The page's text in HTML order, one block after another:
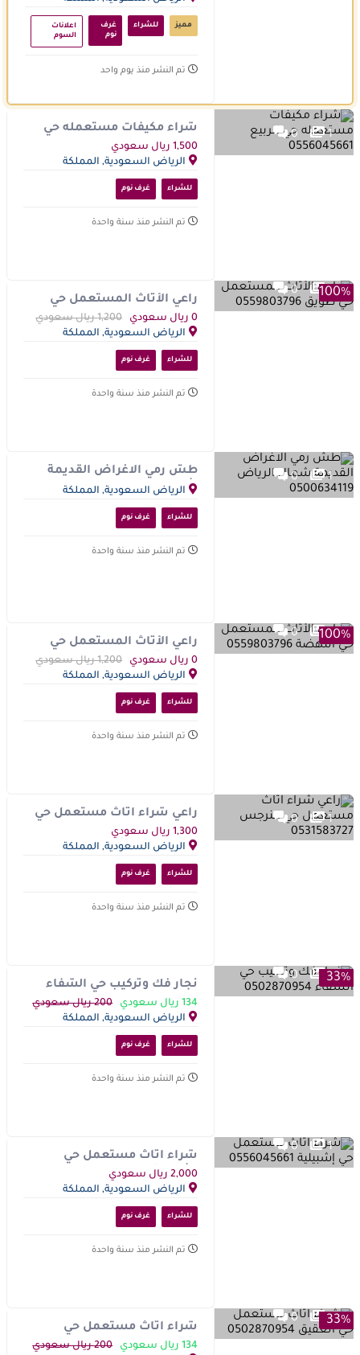
العربية السعودية
مميز للشراء
غرف
نوم
اعلانات
السوم
تم النشر منذ يوم واحد
1
0
شراء مكيفات مستعمله حي
الربيع 0556045661
1,500 ريال سعودي
الرياض السعودية, المملكة
العربية السعودية
للشراء غرف نوم
تم النشر منذ سنة واحدة
100%
1
0
راعي الأثاث المستعمل حي
طويق 0559803796
0 ريال سعودي
1,200 ريال سعودي
الرياض السعودية, المملكة
العربية السعودية
للشراء غرف نوم
تم النشر منذ سنة واحدة
1
0
طش رمي الاغراض القديمة
شمال الرياض 0500634119
الرياض السعودية, المملكة
العربية السعودية
للشراء غرف نوم
تم النشر منذ سنة واحدة
100%
1
0
راعي الأثاث المستعمل حي
النهضة 0559803796
0 ريال سعودي
1,200 ريال سعودي
الرياض السعودية, المملكة
العربية السعودية
للشراء غرف نوم
تم النشر منذ سنة واحدة
1
0
راعي شراء اثاث مستعمل حي
النرجس 0531583727
1,300 ريال سعودي
الرياض السعودية, المملكة
العربية السعودية
للشراء غرف نوم
تم النشر منذ سنة واحدة
33%
1
0
نجار فك وتركيب حي الشفاء
0502870954
134 ريال سعودي
200 ريال سعودي
الرياض السعودية, المملكة
العربية السعودية
للشراء غرف نوم
تم النشر منذ سنة واحدة
1
0
شراء اثاث مستعمل حي
إشبيلية 0556045661
2,000 ريال سعودي
الرياض السعودية, المملكة
العربية السعودية
للشراء غرف نوم
تم النشر منذ سنة واحدة
33%
1
0
شراء اثاث مستعمل حي
العقيق 0502870954
134 ريال سعودي
200 ريال سعودي